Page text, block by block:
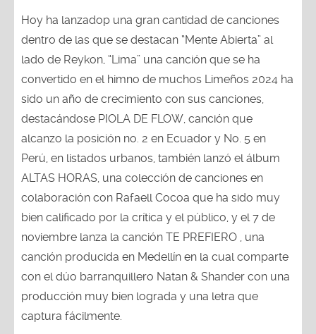
Hoy ha lanzadop una gran cantidad de canciones
dentro de las que se destacan “Mente Abierta” al
lado de Reykon, “Lima” una canción que se ha
convertido en el himno de muchos Limeños 2024 ha
sido un año de crecimiento con sus canciones,
destacándose PIOLA DE FLOW, canción que
alcanzo la posición no. 2 en Ecuador y No. 5 en
Perú, en listados urbanos, también lanzó el álbum
ALTAS HORAS, una colección de canciones en
colaboración con Rafaell Cocoa que ha sido muy
bien calificado por la crítica y el público, y el 7 de
noviembre lanza la canción TE PREFIERO , una
canción producida en Medellín en la cual comparte
con el dúo barranquillero Natan & Shander con una
producción muy bien lograda y una letra que
captura fácilmente.